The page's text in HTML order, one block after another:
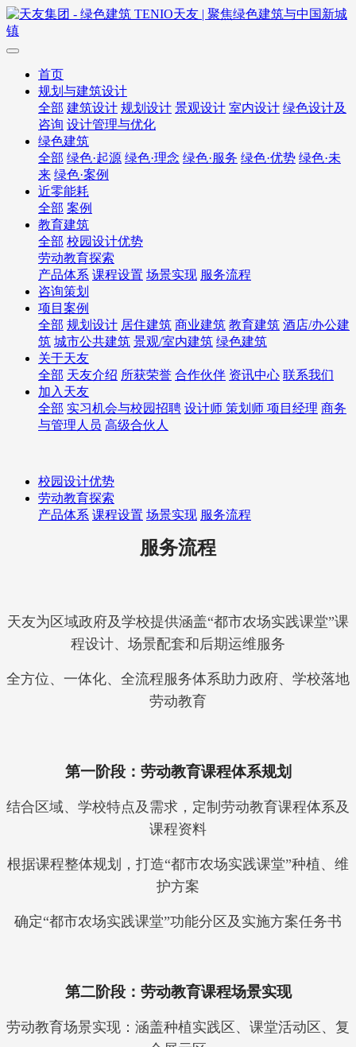
首页
规划与建筑设计
全部 建筑设计 规划设计 景观设计 室内设计 绿色设计及
咨询 设计管理与优化
绿色建筑
全部 绿色·起源 绿色·理念 绿色·服务 绿色·优势 绿色·未
来 绿色·案例
近零能耗
全部 案例
教育建筑
全部 校园设计优势
劳动教育探索
产品体系 课程设置 场景实现 服务流程
咨询策划
项目案例
全部 规划设计 居住建筑 商业建筑 教育建筑 酒店/办公建
筑 城市公共建筑 景观/室内建筑 绿色建筑
关于天友
全部 天友介绍 所获荣誉 合作伙伴 资讯中心 联系我们
加入天友
全部 实习机会与校园招聘 设计师 策划师 项目经理 商务
与管理人员 高级合伙人
校园设计优势
劳动教育探索
产品体系 课程设置 场景实现 服务流程
服务流程
天友为区域政府及学校提供涵盖“都市农场实践课堂”课
程设计、场景配套和后期运维服务
全方位、一体化、全流程服务体系助力政府、学校落地
劳动教育
第一阶段：劳动教育课程体系规划
结合区域、学校特点及需求，定制劳动教育课程体系及
课程资料
根据课程整体规划，打造“都市农场实践课堂”种植、维
护方案
确定“都市农场实践课堂”功能分区及实施方案任务书
第二阶段：劳动教育课程场景实现
劳动教育场景实现：涵盖种植实践区、课堂活动区、复